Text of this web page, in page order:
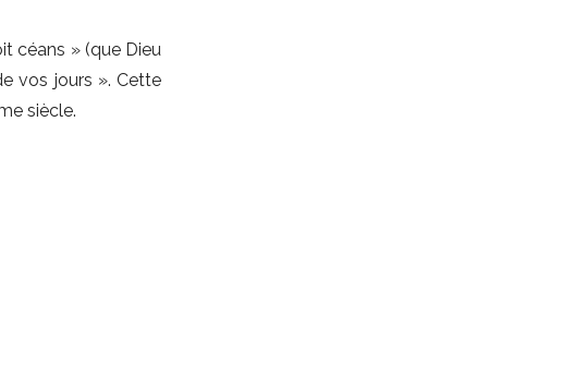
céans » (que Dieu
vos jours ». Cette
siècle.